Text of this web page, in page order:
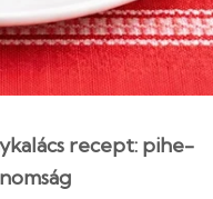
recept: pihe-